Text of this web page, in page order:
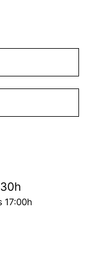
17:00h